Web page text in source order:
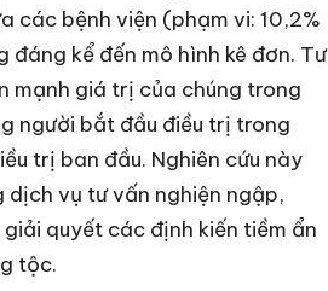
các bệnh viện (phạm vi: 10,2%
kể đến mô hình kê đơn. Tư
mạnh giá trị của chúng trong
người bắt đầu điều trị trong
trị ban đầu. Nghiên cứu này
dịch vụ tư vấn nghiện ngập,
quyết các định kiến tiềm ẩn
tộc.